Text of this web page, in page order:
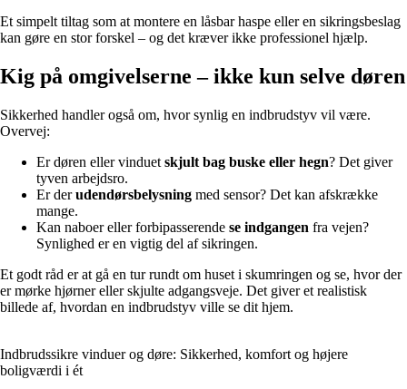
Et simpelt tiltag som at montere en låsbar haspe eller en sikringsbeslag
kan gøre en stor forskel – og det kræver ikke professionel hjælp.
Kig på omgivelserne – ikke kun selve døren
Sikkerhed handler også om, hvor synlig en indbrudstyv vil være.
Overvej:
Er døren eller vinduet skjult bag buske eller hegn? Det giver
tyven arbejdsro.
Er derudendørsbelysning med sensor? Det kan afskrække
mange.
Kan naboer eller forbipasserende se indgangen fra vejen?
Synlighed er en vigtig del af sikringen.
Et godt råd er at gå en tur rundt om huset i skumringen og se, hvor der
er mørke hjørner eller skjulte adgangsveje. Det giver et realistisk
billede af, hvordan en indbrudstyv ville se dit hjem.
Indbrudssikre vinduer og døre: Sikkerhed, komfort og højere
boligværdi i ét